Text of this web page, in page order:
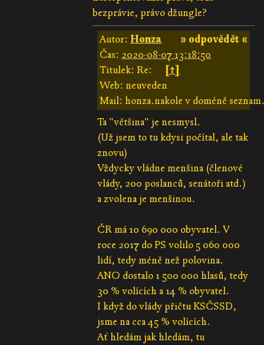
bezprávie, právo džungle?
» odpovědět «
Autor:Honza
Čas: 2020-08-07 13:18:50
Titulek: Re:
[↑]
Web: neuveden
Mail: honza.nakole v doméně
Ta "většina" je nesmysl.
(Už jsem to tu kdysi počítal, ale tak
znovu)
Vždycky vládne menšina (členové
vlády, 200 poslanců, senátoři atd.)
a zvolena je menšinou.
ČR má 10 690 000 obyvatel. V
roce 2017 do PS volilo 5 060 000
lidí, tedy méně než polovina.
ANO dostalo 1 500 000 hlasů, tedy
30 % volících a 14 % obyvatel.
I když do vlády přičtu KSČSSD,
jsme na cca 45 % volících.
Ať hledám jak hledám, tu